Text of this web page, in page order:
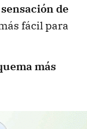
de
fácil para
más